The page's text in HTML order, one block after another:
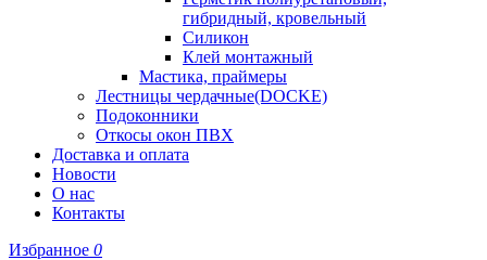
гибридный, кровельный
Силикон
Клей монтажный
Мастика, праймеры
Лестницы чердачные(DOCKE)
Подоконники
Откосы окон ПВХ
Доставка и оплата
Новости
О нас
Контакты
Избранное 0